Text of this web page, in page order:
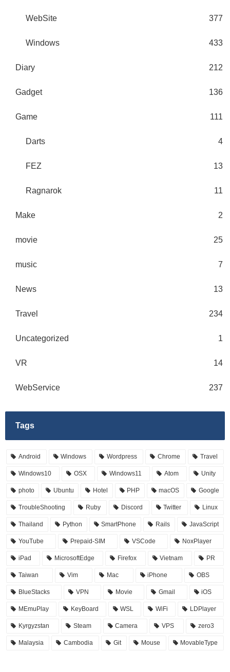
WebSite 377
Windows 433
Diary 212
Gadget 136
Game 111
Darts 4
FEZ 13
Ragnarok 11
Make 2
movie 25
music 7
News 13
Travel 234
Uncategorized 1
VR 14
WebService 237
Tags
Android Windows Wordpress Chrome Travel
Windows10 OSX Windows11 Atom Unity
photo Ubuntu Hotel PHP macOS Google
TroubleShooting Ruby Discord Twitter Linux
Thailand Python SmartPhone Rails JavaScript
YouTube Prepaid-SIM VSCode NoxPlayer
iPad MicrosoftEdge Firefox Vietnam PR
Taiwan Vim Mac iPhone OBS
BlueStacks VPN Movie Gmail iOS
MEmuPlay KeyBoard WSL WiFi LDPlayer
Kyrgyzstan Steam Camera VPS zero3
Malaysia Cambodia Git Mouse MovableType